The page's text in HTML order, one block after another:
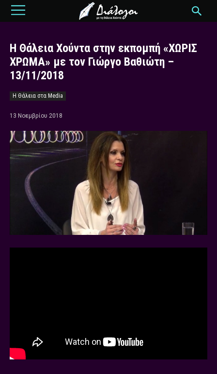
Η Θάλεια Χούντα στην εκπομπή «ΧΩΡΙΣ
ΧΡΩΜΑ» με τον Γιώργο Βαθιώτη –
13/11/2018
Η Θάλεια στα Media
13 Νοεμβρίου 2018